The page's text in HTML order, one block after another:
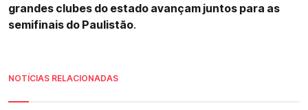
grandes clubes do estado avançam juntos para as
semifinais do Paulistão.
NOTÍCIAS RELACIONADAS